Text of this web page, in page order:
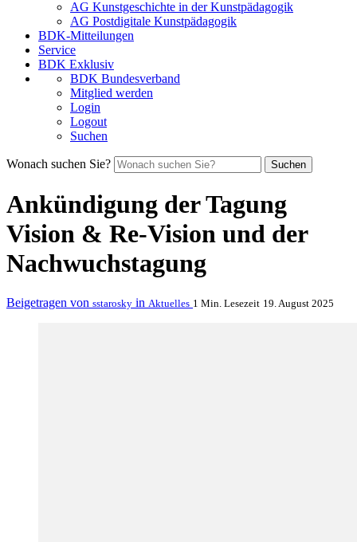
AG Kunstgeschichte in der Kunstpädagogik
AG Postdigitale Kunstpädagogik
BDK-Mitteilungen
Service
BDK Exklusiv
BDK Bundesverband
Mitglied werden
Login
Logout
Suchen
Wonach suchen Sie? Suchen
Ankündigung der Tagung
Vision & Re-Vision und der
Nachwuchstagung
Beigetragen von sstarosky in Aktuelles 1 Min. Lesezeit 19. August 2025